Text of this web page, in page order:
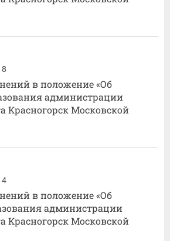
в положение «Об
администрации
Красногорск Московской
в положение «Об
администрации
Красногорск Московской